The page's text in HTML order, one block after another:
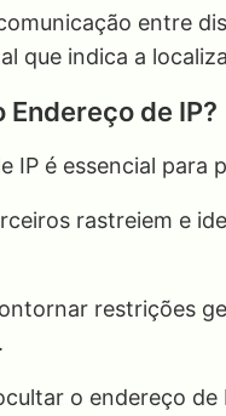
entre
que indica a
Endereço de IP?
IP é essencial para
rastreiem e
restrições
.
o endereço